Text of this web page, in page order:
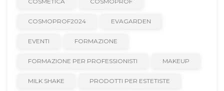
COSMOPROF2024 EVAGARDEN
EVENTI FORMAZIONE
FORMAZIONE PER PROFESSIONISTI MAKEUP
MILK SHAKE PRODOTTI PER ESTETISTE